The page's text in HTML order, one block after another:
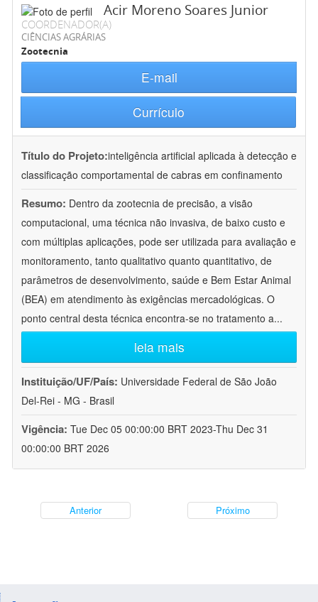
Acir Moreno Soares Junior
COORDENADOR(A)
CIÊNCIAS AGRÁRIAS
Zootecnia
E-mail
Currículo
Título do Projeto:inteligência artificial aplicada à detecção e
classificação comportamental de cabras em confinamento
Resumo: Dentro da zootecnia de precisão, a visão
computacional, uma técnica não invasiva, de baixo custo e
com múltiplas aplicações, pode ser utilizada para avaliação e
monitoramento, tanto qualitativo quanto quantitativo, de
parâmetros de desenvolvimento, saúde e Bem Estar Animal
(BEA) em atendimento às exigências mercadológicas. O
ponto central desta técnica encontra-se no tratamento a...
leia mais
Instituição/UF/País: Universidade Federal de São João
Del-Rei - MG - Brasil
Vigência: Tue Dec 05 00:00:00 BRT 2023-Thu Dec 31
00:00:00 BRT 2026
Anterior Próximo